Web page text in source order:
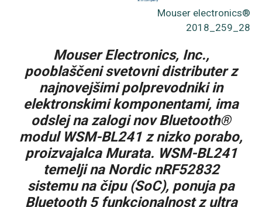
Mouser electronics®
2018_259_28
Mouser Electronics, Inc.,
pooblaščeni svetovni distributer z
najnovejšimi polprevodniki in
elektronskimi komponentami, ima
odslej na zalogi nov Bluetooth®
modul WSM-BL241 z nizko porabo,
proizvajalca Murata. WSM-BL241
temelji na Nordic nRF52832
sistemu na čipu (SoC), ponuja pa
Bluetooth 5 funkcionalnost z ultra